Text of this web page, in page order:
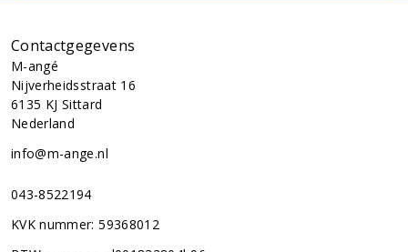
Contactgegevens
M-angé
Nijverheidsstraat 16
6135 KJ Sittard
Nederland
info@m-ange.nl
043-8522194
KVK nummer:59368012